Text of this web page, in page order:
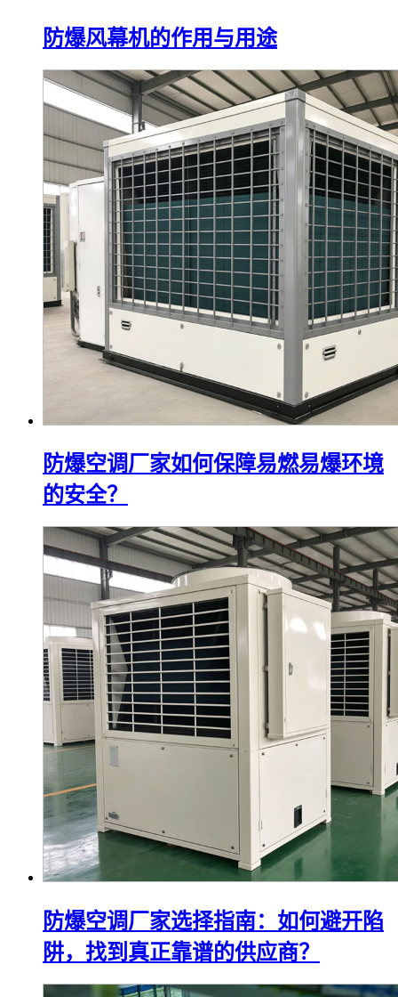
防爆风幕机的作用与用途
防爆空调厂家如何保障易燃易爆环境
的安全？
防爆空调厂家选择指南：如何避开陷
阱，找到真正靠谱的供应商？